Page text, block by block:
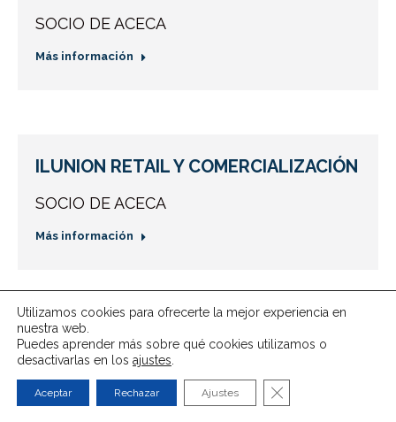
SOCIO DE ACECA
Más información
ILUNION RETAIL Y COMERCIALIZACIÓN
SOCIO DE ACECA
Más información
ILUNION RETAIL Y COMERCIALIZACIÓN
SOCIO DE ACECA
Utilizamos cookies para ofrecerte la mejor experiencia en
nuestra web.
Puedes aprender más sobre qué cookies utilizamos o
desactivarlas en los ajustes
Aceptar Rechazar Ajustes Cerrar el banner de